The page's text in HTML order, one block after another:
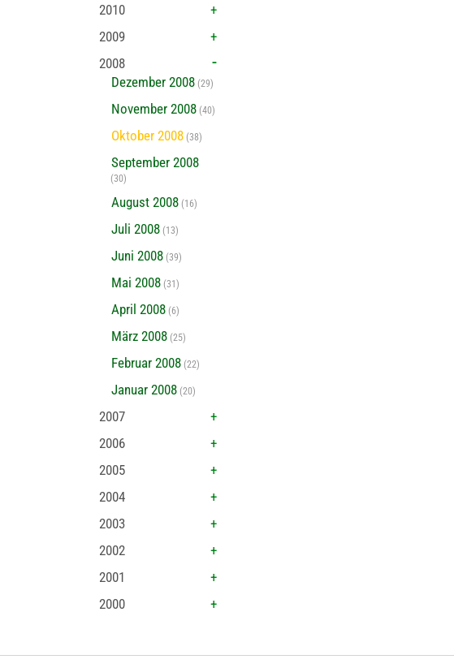
2010
2009
2008
Dezember 2008 (29)
November 2008 (40)
Oktober 2008 (38)
September 2008
(30)
August 2008 (16)
Juli 2008 (13)
Juni 2008 (39)
Mai 2008 (31)
April 2008 (6)
März 2008 (25)
Februar 2008 (22)
Januar 2008 (20)
2007
2006
2005
2004
2003
2002
2001
2000